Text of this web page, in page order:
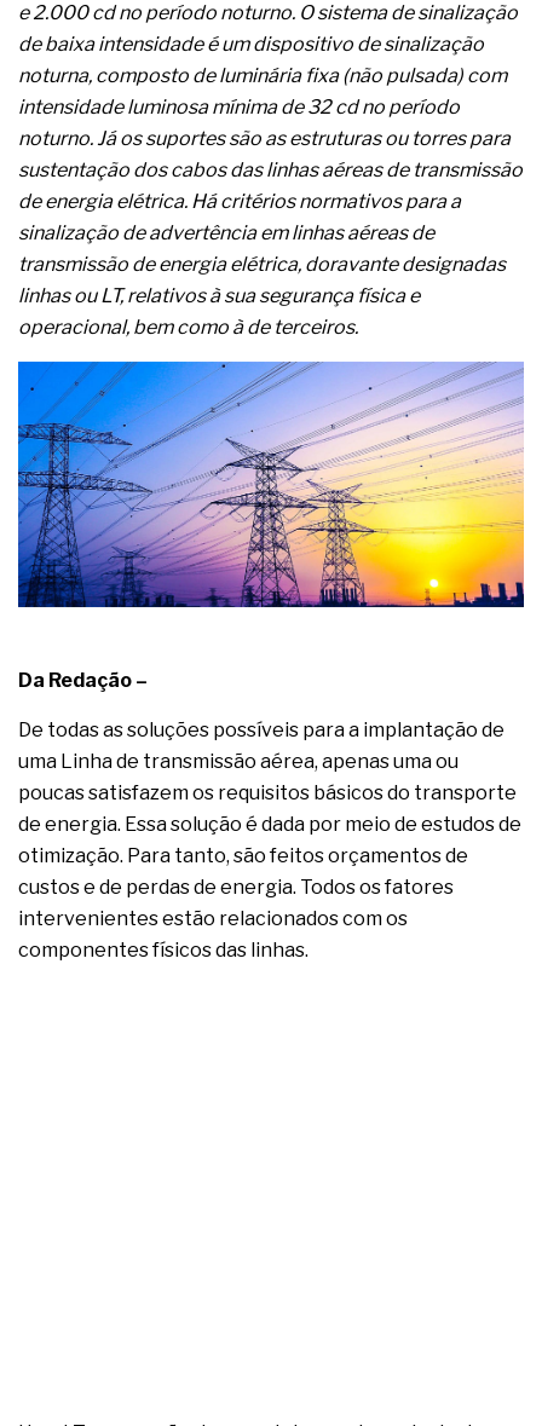
e 2.000 cd no período noturno. O sistema de sinalização
de baixa intensidade é um dispositivo de sinalização
noturna, composto de luminária fixa (não pulsada) com
intensidade luminosa mínima de 32 cd no período
noturno. Já os suportes são as estruturas ou torres para
sustentação dos cabos das linhas aéreas de transmissão
de energia elétrica. Há critérios normativos para a
sinalização de advertência em linhas aéreas de
transmissão de energia elétrica, doravante designadas
linhas ou LT, relativos à sua segurança física e
operacional, bem como à de terceiros.
Da Redação –
De todas as soluções possíveis para a implantação de
uma Linha de transmissão aérea, apenas uma ou
poucas satisfazem os requisitos básicos do transporte
de energia. Essa solução é dada por meio de estudos de
otimização. Para tanto, são feitos orçamentos de
custos e de perdas de energia. Todos os fatores
intervenientes estão relacionados com os
componentes físicos das linhas.